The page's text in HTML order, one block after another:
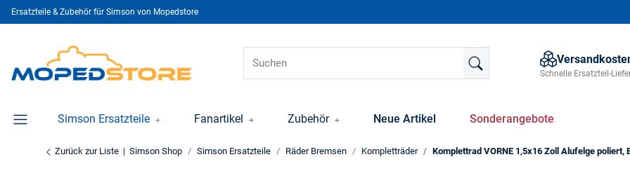
Ersatzteile & Zubehör für Simson von Mopedstore
Schnelle Ersatzteil-
Simson Ersatzteile Fanartikel Zubehör Neue Artikel Sonderangebote
Zurück zur Liste Simson Shop Simson Ersatzteile Räder Bremsen Kompletträder Komplettrad VORNE 1,5x16 Zoll Alufelge